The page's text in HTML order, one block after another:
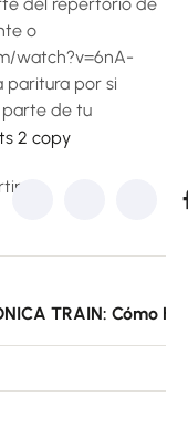
o
watch?v=6nA-
paritura por si
parte de tu
COMPASES SIN
TRAIN: Cómo